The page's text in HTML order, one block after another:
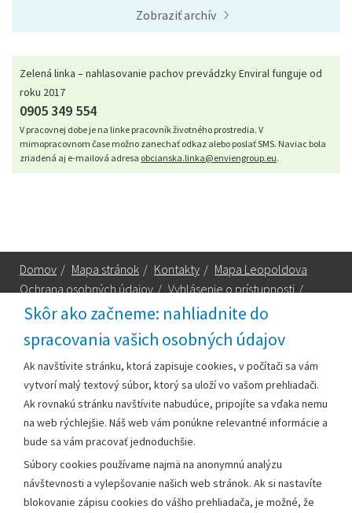
Skôr ako začneme: nahliadnite do
spracovania vašich osobných údajov
Ak navštívite stránku, ktorá zapisuje cookies, v počítači sa vám
vytvorí malý textový súbor, ktorý sa uloží vo vašom prehliadači.
Ak rovnakú stránku navštívite nabudúce, pripojíte sa vďaka nemu
na web rýchlejšie. Náš web vám ponúkne relevantné informácie a
bude sa vám pracovať jednoduchšie.
Súbory cookies používame najmä na anonymnú analýzu
návštevnosti a vylepšovanie našich web stránok. Ak si nastavíte
blokovanie zápisu cookies do vášho prehliadača, je možné, že
Zobraziť archív
Zelená linka – nahlasovanie pachov prevádzky Enviral funguje od
roku 2017
0905 349 554
V pracovnej dobe je na linke pracovník životného prostredia. V
mimopracovnom čase možno zanechať odkaz alebo poslať SMS. Naviac bola
zriadená aj e-mailová adresa obcianska.linka@enviengroup.eu.
Domov / Mapa stránok / Kontakty / Mapa Leopoldova
Ochrana osobných údajov / Vyhlásenie o prístupnosti /
Technická podpora
Mestský úrad Leopoldov
Hlohovská cesta 1818/2A
920 41 Leopoldov
Kontakt:
Telefón:+42133/285 27 11